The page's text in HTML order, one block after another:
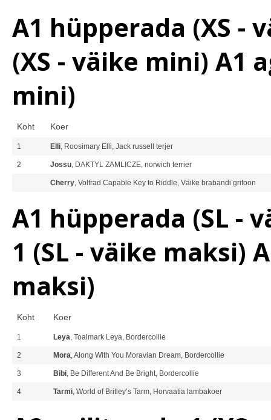
A1 hüpperada (XS -
(XS - väike mini) A1
mini)
Koht Koer
1 Elli, Roosimary Elli, Jack russell terjer
2 Jossu, DAKTYL ZAMLICZE, norwich terrier
Cherry, Volfrad Capable Key to Riddle, Väike brabandi grifoon
A1 hüpperada (SL -
1 (SL - väike maksi)
maksi)
Koht Koer
1 Leya, Toalmark Leya, Bordercollie
2 Mora, Along With You Moravian Dream, Bordercollie
3 Bibi, Be Different And Be Bright, Bordercollie
4 Tarmi, World of Britley’s Tarm, Horvaatia lambakoer